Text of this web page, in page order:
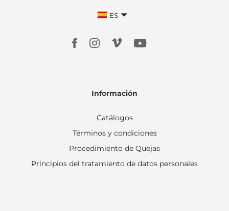
ES
Información
Catálogos
Términos y condiciones
Procedimiento de Quejas
Principios del tratamiento de datos personales